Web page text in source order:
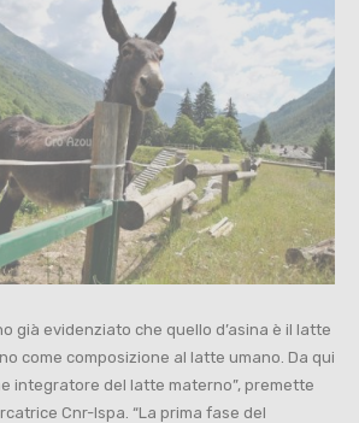
già evidenziato che quello d’asina è il latte
come composizione al latte umano. Da qui
integratore del latte materno”, premette
Cnr-Ispa. “La prima fase del